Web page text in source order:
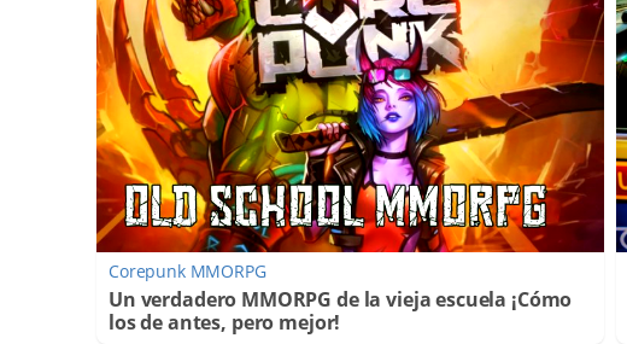
Corepunk MMORPG
Un verdadero MMORPG de la vieja escuela ¡Cómo
los de antes, pero mejor!